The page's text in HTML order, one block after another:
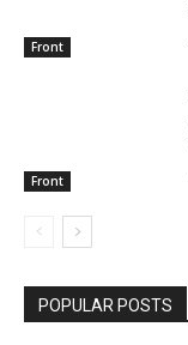
Front
Front
POPULAR POSTS